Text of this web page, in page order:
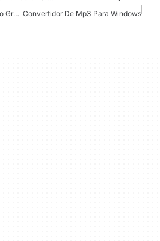
Convertidor De Formato De Audio Gratuito Para Windows Convertidor De Mp3 Para Windows